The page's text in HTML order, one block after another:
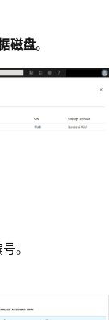
磁盘。
。